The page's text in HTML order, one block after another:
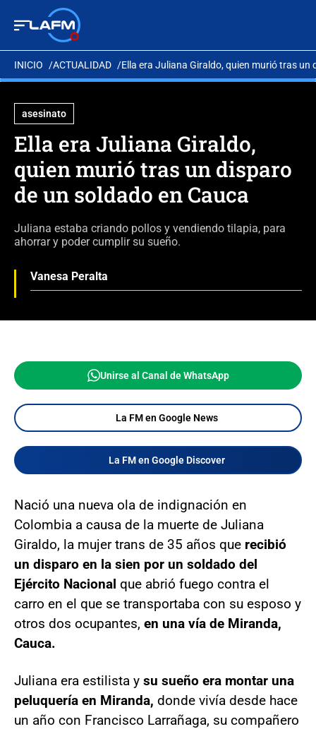
INICIO ACTUALIDAD Ella era Juliana Giraldo, quien murió tras un
asesinato
Ella era Juliana Giraldo,
quien murió tras un disparo
de un soldado en Cauca
Juliana estaba criando pollos y vendiendo tilapia, para
ahorrar y poder cumplir su sueño.
Vanesa Peralta
Unirse al Canal de WhatsApp
La FM en Google News
La FM en Google Discover
Nació una nueva ola de indignación en
Colombia a causa de la muerte de Juliana
Giraldo, la mujer trans de 35 años que recibió
un disparo en la sien por un soldado del
Ejército Nacional que abrió fuego contra el
carro en el que se transportaba con su esposo y
otros dos ocupantes, en una vía de Miranda,
Cauca.
Juliana era estilista y su sueño era montar una
peluquería en Miranda, donde vivía desde hace
un año con Francisco Larrañaga, su compañero